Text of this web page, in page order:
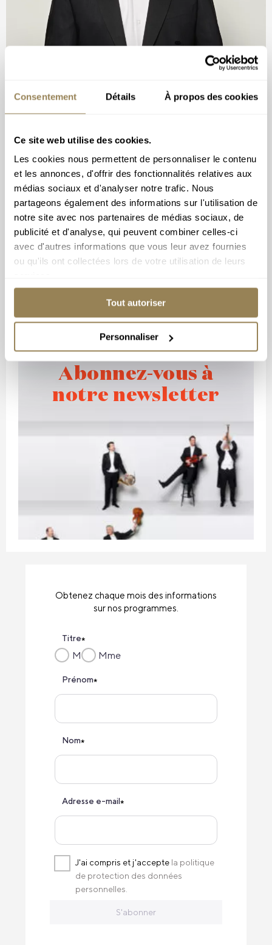
Consentement Détails À propos des cookies
Ce site web utilise des cookies.
Les cookies nous permettent de personnaliser le contenu
et les annonces, d'offrir des fonctionnalités relatives aux
médias sociaux et d'analyser notre trafic. Nous
partageons également des informations sur l'utilisation de
notre site avec nos partenaires de médias sociaux, de
publicité et d'analyse, qui peuvent combiner celles-ci
avec d'autres informations que vous leur avez fournies
ou qu'ils ont collectées lors de votre utilisation de leurs
Tout autoriser
Personnaliser
Daniel Spörri
Abonnez-vous à
notre newsletter
Obtenez chaque mois des informations
sur nos programmes.
Titre*
M
Mme
Prénom*
Nom*
Adresse e-mail*
J'ai compris et j'accepte la politique
de protection des données
personnelles.
S'abonner